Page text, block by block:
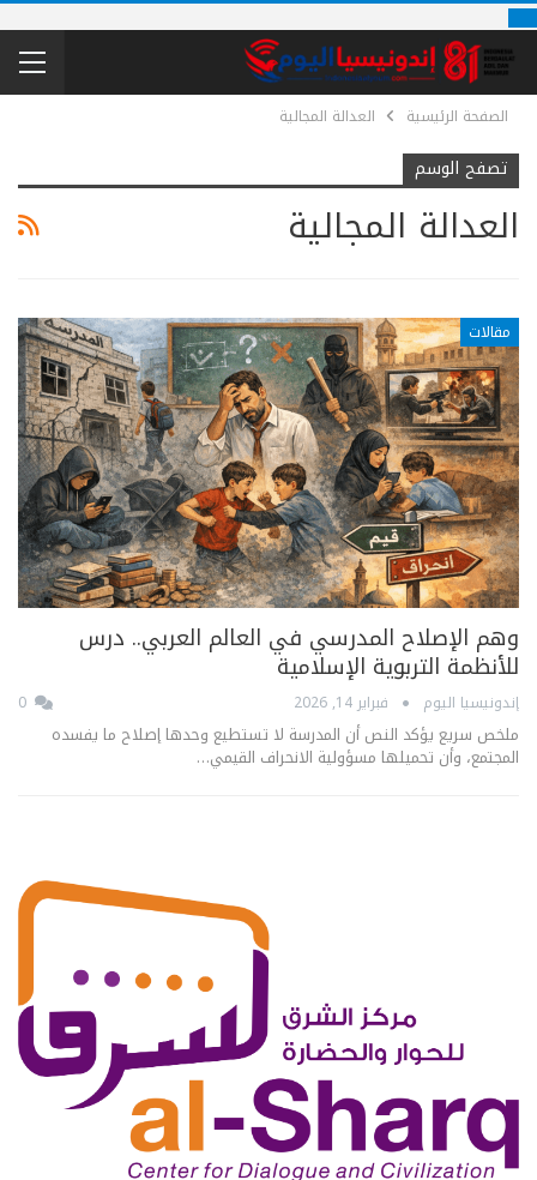
الصفحة الرئيسية العدالة المجالية
تصفح الوسم
العدالة المجالية
مقالات
وهم الإصلاح المدرسي في العالم العربي.. درس
للأنظمة التربوية الإسلامية
إندونيسيا اليوم فبراير 14, 2026
ملخص سريع يؤكد النص أن المدرسة لا تستطيع وحدها إصلاح ما يفسده
المجتمع، وأن تحميلها مسؤولية الانحراف القيمي…